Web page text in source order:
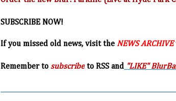
SUBSCRIBE NOW!
If you missed old news, visit the NEWS ARCHIVE
Remember to subscribe to RSS and "LIKE"